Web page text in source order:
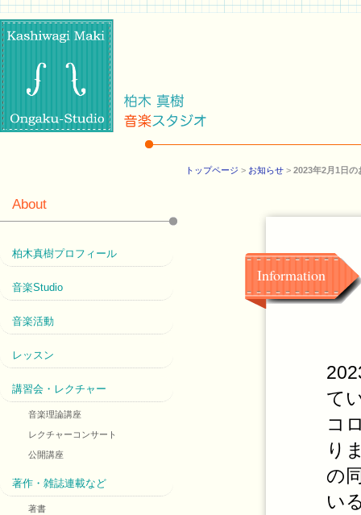
トップページ > お知らせ > 2023年2月1日の
Information
て
コ
り
の
い
About
柏木真樹プロフィール
音楽Studio
音楽活動
レッスン
講習会・レクチャー
音楽理論講座
レクチャーコンサート
公開講座
著作・雑誌連載など
著書